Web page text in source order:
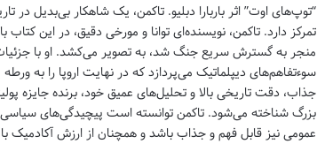
تمرکز دارد. تاکمن، نویسنده‌ای توانا و مورخی دقیق، در این
منجر به گسترش سریع جنگ شد، به تصویر می‌کشد. او با جزئیات
سوءتفاهم‌های دیپلماتیک می‌پردازد که در نهایت اروپا را به
جذاب، دقت تاریخی بالا و تحلیل‌های عمیق خود، برنده جایزه
بزرگ شناخته می‌شود. تاکمن توانسته است پیچیدگی‌های سیاسی
عمومی نیز قابل فهم و جذاب باشد و همچنان از ارزش آکادمیک